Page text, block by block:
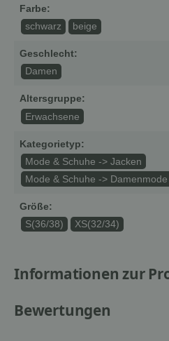
Farbe:
schwarz beige
Geschlecht:
Damen
Altersgruppe:
Erwachsene
Kategorietyp:
Mode & Schuhe -> Jacken
Mode & Schuhe ->
Größe:
S(36/38) XS(32/34)
Informationen zur
Bewertungen